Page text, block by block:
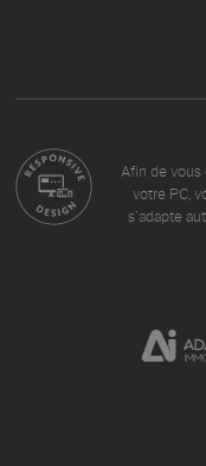
Afin de
votre PC,
s’adapte